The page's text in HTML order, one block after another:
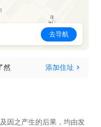
去导航
然 添加住址
因之产生的后果，均由发